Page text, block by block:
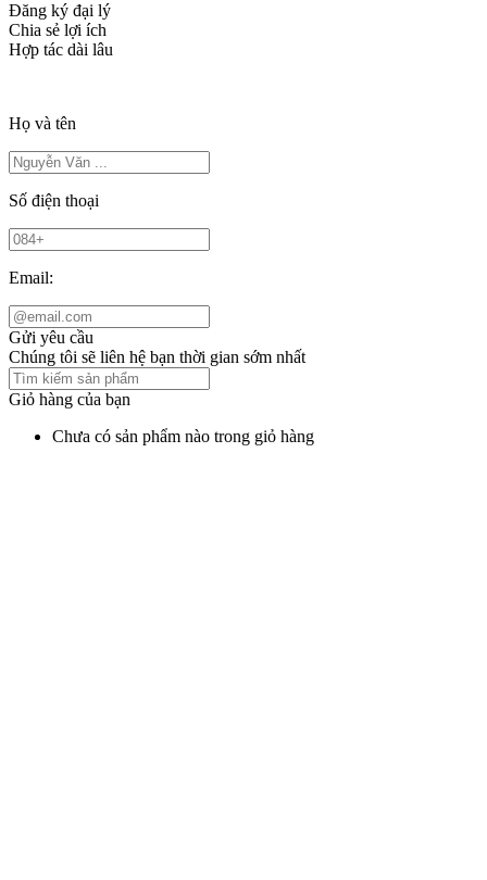
Đăng ký đại lý
Chia sẻ lợi ích
Hợp tác dài lâu
Họ và tên
Số điện thoại
Email:
Gửi yêu cầu
Chúng tôi sẽ liên hệ bạn thời gian sớm nhất
Giỏ hàng của bạn
Chưa có sản phẩm nào trong giỏ hàng